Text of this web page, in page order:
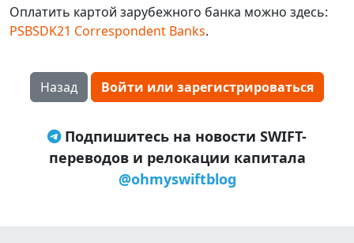
Оплатить картой зарубежного банка можно здесь:
PSBSDK21 Correspondent Banks.
Назад Войти или зарегистрироваться
Подпишитесь на новости SWIFT-
переводов и релокации капитала
@ohmyswiftblog